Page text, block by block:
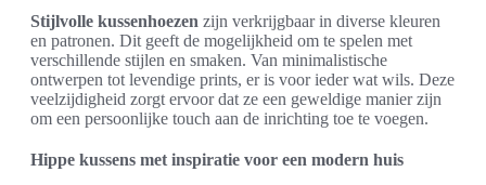
Stijlvolle kussenhoezen zijn verkrijgbaar in diverse kleuren
en patronen. Dit geeft de mogelijkheid om te spelen met
verschillende stijlen en smaken. Van minimalistische
ontwerpen tot levendige prints, er is voor ieder wat wils. Deze
veelzijdigheid zorgt ervoor dat ze een geweldige manier zijn
om een persoonlijke touch aan de inrichting toe te voegen.
Hippe kussens met inspiratie voor een modern huis